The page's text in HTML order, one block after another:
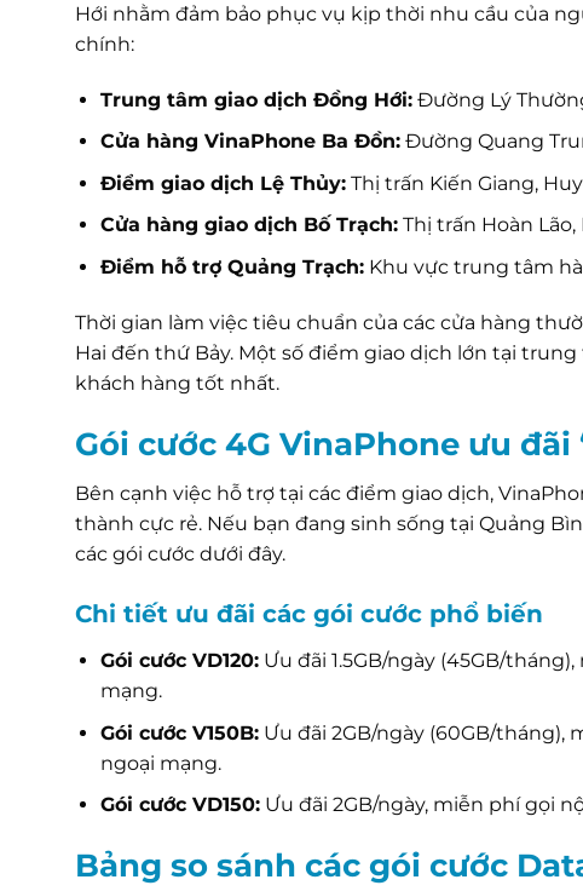
Hới nhằm đảm bảo phục vụ kịp thời nhu cầu của
chính:
Trung tâm giao dịch Đồng Hới:Đường Lý
Cửa hàng VinaPhone Ba Đồn:Đường Quang
Điểm giao dịch Lệ Thủy:Thị trấn Kiến Giang,
Cửa hàng giao dịch Bố Trạch:Thị trấn Hoàn Lão,
Điểm hỗ trợ Quảng Trạch:Khu vực trung tâm
Thời gian làm việc tiêu chuẩn của các cửa hàng
Hai đến thứ Bảy. Một số điểm giao dịch lớn tại
khách hàng tốt nhất.
Gói cước 4G VinaPhone ưu
Bên cạnh việc hỗ trợ tại các điểm giao dịch,
thành cực rẻ. Nếu bạn đang sinh sống tại Quảng
các gói cước dưới đây.
Chi tiết ưu đãi các gói cước phổ biến
Gói cước VD120:Ưu đãi 1.5GB/ngày (45GB/
mạng.
Gói cước V150B:Ưu đãi 2GB/ngày (60GB/tháng),
ngoại mạng.
Gói cước VD150:Ưu đãi 2GB/ngày, miễn phí gọi
Bảng so sánh các gói cước